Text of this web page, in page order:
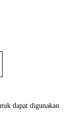
dapat digunakan